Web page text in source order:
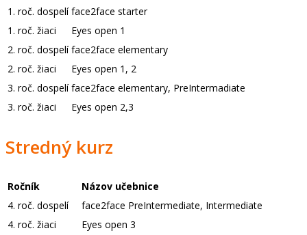
1. roč. dospelí face2face starter
1. roč. žiaci
Eyes open 1
2. roč. dospelí face2face elementary
2. roč. žiaci
Eyes open 1, 2
3. roč. dospelí face2face elementary, PreIntermadiate
3. roč. žiaci
Eyes open 2,3
Stredný kurz
Ročník
Názov učebnice
4. roč. dospelí
face2face PreIntermediate, Intermediate
4. roč. žiaci
Eyes open 3